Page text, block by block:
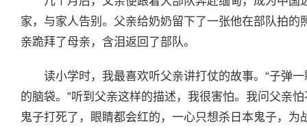
家，与家人告别。父亲给奶奶留下了一张他在部队拍的
亲跪拜了母亲，含泪返回了部队。
读小学时，我最喜欢听父亲讲打仗的故事。“子弹
的脑袋。”听到父亲这样的描述，我很害怕。我问父亲
鬼子打死了，眼睛都会红的，一心只想杀日本鬼子，